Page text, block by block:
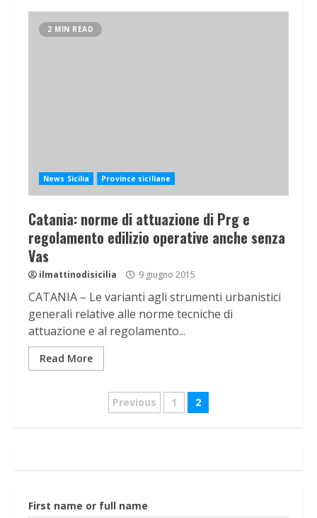
2 MIN READ
News Sicilia Province siciliane
Catania: norme di attuazione di Prg e
regolamento edilizio operative anche senza
Vas
ilmattinodisicilia 9 giugno 2015
CATANIA – Le varianti agli strumenti urbanistici
generali relative alle norme tecniche di
attuazione e al regolamento...
Read More
Navigazione
Previous 1 2
First name or full name